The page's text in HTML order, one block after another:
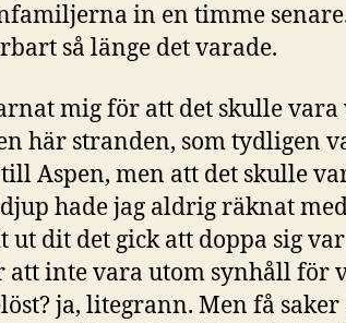
in en timme
så länge det varade.
mig för att det skulle
här stranden, som tydligen
Aspen, men att det skulle
hade jag aldrig räknat
dit det gick att doppa sig var
att inte vara utom synhåll för
ja, litegrann. Men få